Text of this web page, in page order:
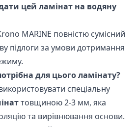
цей ламінат на водяну
MARINE повністю сумісний
підлоги за умови дотримання
для цього ламінату?
спеціальну
товщиною 2-3 мм, яка
та вирівнювання основи.